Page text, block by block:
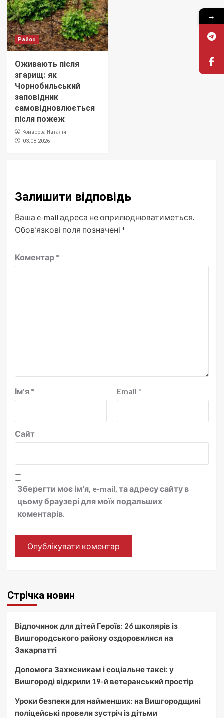
Район
Оживають після
згарищ: як
Чорнобильський
заповідник
самовідновлюється
після пожеж
Комарова Наталія
03.08.2026
Залишити відповідь
Ваша e-mail адреса не оприлюднюватиметься.
Обов’язкові поля позначені *
Коментар *
Ім'я * Email *
Сайт
Зберегти моє ім'я, e-mail, та адресу сайту в
цьому браузері для моїх подальших
коментарів.
Стрічка новин
Відпочинок для дітей Героїв: 26 школярів із
Вишгородського району оздоровилися на
Закарпатті
Допомога Захисникам і соціальне таксі: у
Вишгороді відкрили 19-й ветеранський простір
Уроки безпеки для найменших: на Вишгородщині
поліцейські провели зустріч із дітьми
→